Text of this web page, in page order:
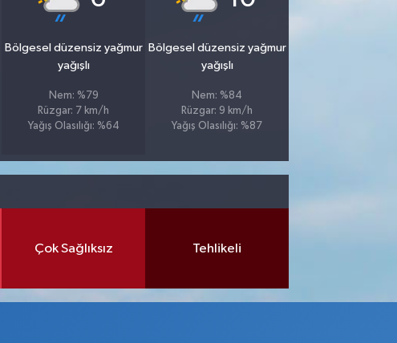
Bölgesel düzensiz yağmur
yağışlı
Nem: %79
Rüzgar: 7 km/h
Yağış Olasılığı: %64
Bölgesel düzensiz yağmur
yağışlı
Nem: %84
Rüzgar: 9 km/h
Yağış Olasılığı: %87
Çok Sağlıksız Tehlikeli